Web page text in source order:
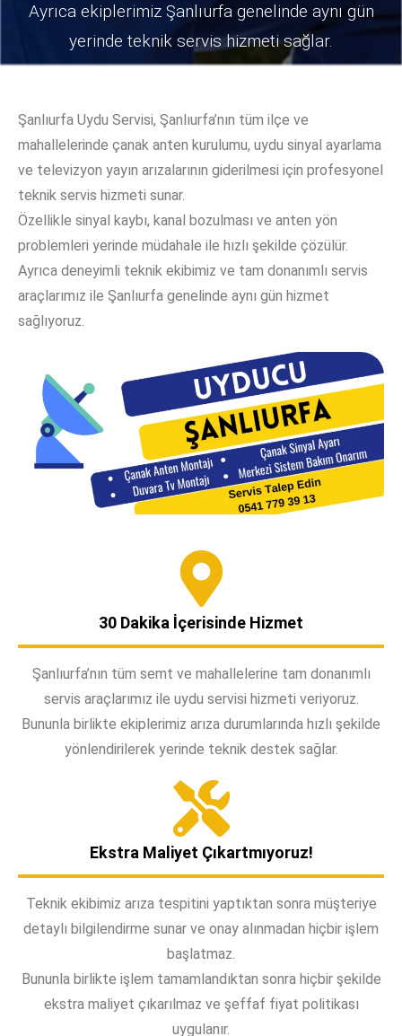
Ayrıca ekiplerimiz Şanlıurfa genelinde aynı gün
yerinde teknik servis hizmeti sağlar.
Şanlıurfa Uydu Servisi, Şanlıurfa’nın tüm ilçe ve
mahallelerinde çanak anten kurulumu, uydu sinyal ayarlama
ve televizyon yayın arızalarının giderilmesi için profesyonel
teknik servis hizmeti sunar.
Özellikle sinyal kaybı, kanal bozulması ve anten yön
problemleri yerinde müdahale ile hızlı şekilde çözülür.
Ayrıca deneyimli teknik ekibimiz ve tam donanımlı servis
araçlarımız ile Şanlıurfa genelinde aynı gün hizmet
sağlıyoruz.
30 Dakika İçerisinde Hizmet
Şanlıurfa’nın tüm semt ve mahallelerine tam donanımlı
servis araçlarımız ile uydu servisi hizmeti veriyoruz.
Bununla birlikte ekiplerimiz arıza durumlarında hızlı şekilde
yönlendirilerek yerinde teknik destek sağlar.
Ekstra Maliyet Çıkartmıyoruz!
Teknik ekibimiz arıza tespitini yaptıktan sonra müşteriye
detaylı bilgilendirme sunar ve onay alınmadan hiçbir işlem
başlatmaz.
Bununla birlikte işlem tamamlandıktan sonra hiçbir şekilde
ekstra maliyet çıkarılmaz ve şeffaf fiyat politikası
uygulanır.